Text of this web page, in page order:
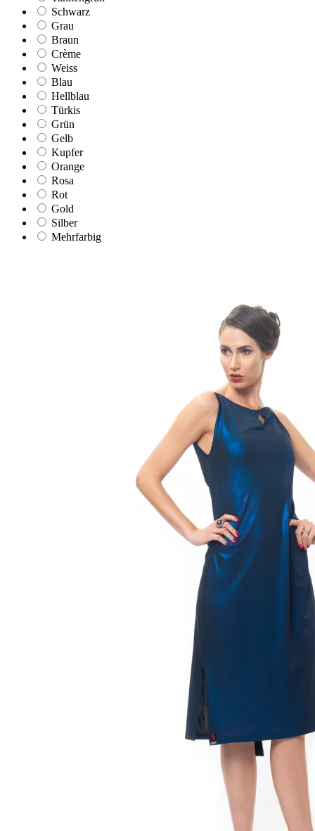
Schwarz
Grau
Braun
Crème
Weiss
Blau
Hellblau
Türkis
Grün
Gelb
Kupfer
Orange
Rosa
Rot
Gold
Silber
Mehrfarbig